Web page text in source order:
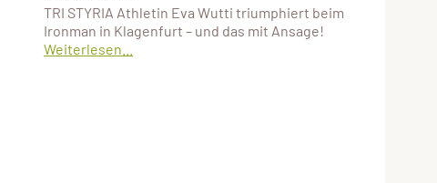
TRI STYRIA Athletin Eva Wutti triumphiert beim
Ironman in Klagenfurt – und das mit Ansage!
Weiterlesen...